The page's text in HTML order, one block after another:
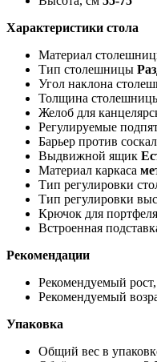
Характеристики стола
Материал
Тип столешницы
Угол наклона
Толщина
Желоб для
Регулируемые
Барьер против
Выдвижной ящик
Материал каркаса
Тип регулировки
Тип регулировки
Крючок для портфеля
Встроенная
Рекомендации
Рекомендуемый
Рекомендуемый
Упаковка
Общий вес в